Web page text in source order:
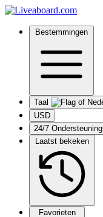
Bestemmingen
Taal
USD
24/7 Ondersteuning
Laatst bekeken
Favorieten